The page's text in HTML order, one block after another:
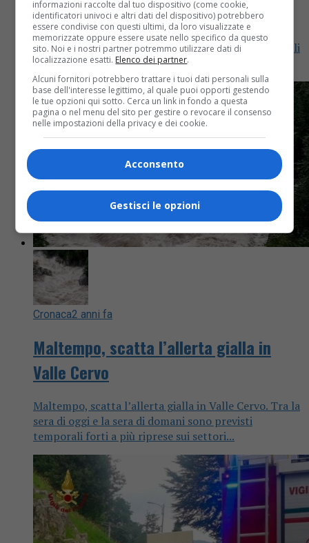
Tragedia a Piedicavallo, muore a 36 anni. Dolore e
sgomento a Piedicavallo dove un giovane uomo di soli
36 anni è stato trovato senza vita nella...
Cronaca2 anni fa
Maltempo, scatta l’allerta gialla in
Valle Cervo
Maltempo, scatta l’allerta gialla in Valle Cervo. Tra la
sera di oggi e la sera di domani sono previsti
temporali forti a più riprese sui settori...
informazioni raccolte dal tuo dispositivo (come cookie,
identificatori univoci e altri dati del dispositivo) potrebbero
essere condivise con questi ultimi, da loro visualizzate e
memorizzate oppure essere usate nello specifico da questo
sito. Noi e i nostri partner potremmo utilizzare dati di
localizzazione esatti. Elenco dei partner.
Alcuni fornitori potrebbero trattare i tuoi dati personali sulla
base dell'interesse legittimo, al quale puoi opporti gestendo
le tue opzioni qui sotto. Cerca un link in fondo a questa
pagina o nel menu del sito per gestire o revocare il consenso
nelle impostazioni della privacy e dei cookie.
Acconsento
Gestisci le opzioni